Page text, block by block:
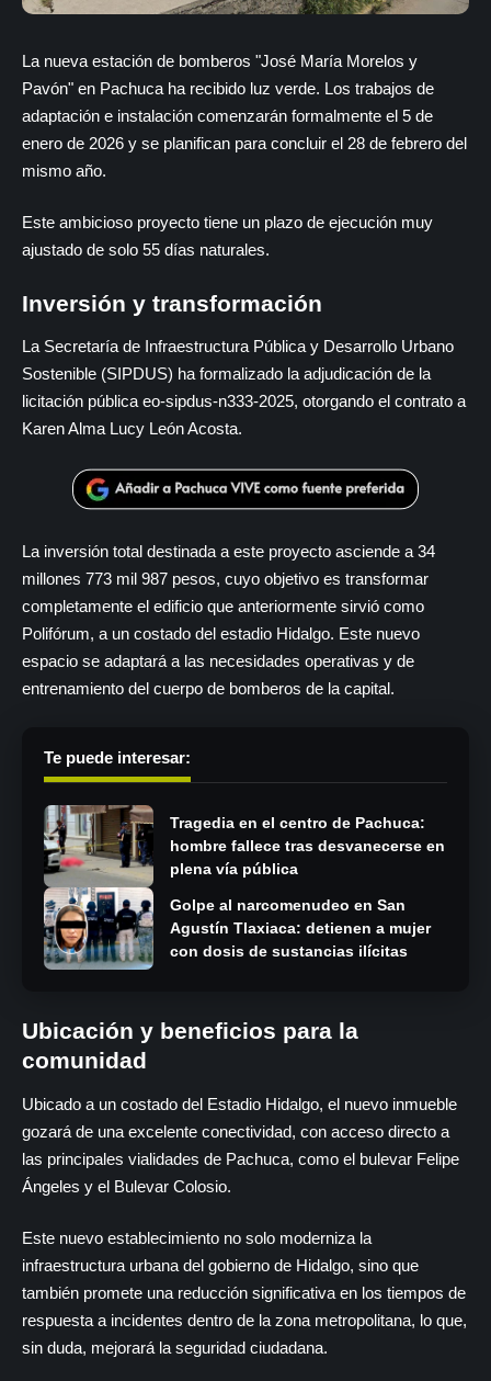
La nueva estación de bomberos "José María Morelos y
Pavón" en Pachuca ha recibido luz verde. Los trabajos de
adaptación e instalación comenzarán formalmente el 5 de
enero de 2026 y se planifican para concluir el 28 de febrero del
mismo año.
Este ambicioso proyecto tiene un plazo de ejecución muy
ajustado de solo 55 días naturales.
Inversión y transformación
La Secretaría de Infraestructura Pública y Desarrollo Urbano
Sostenible (SIPDUS) ha formalizado la adjudicación de la
licitación pública eo-sipdus-n333-2025, otorgando el contrato a
Karen Alma Lucy León Acosta.
La inversión total destinada a este proyecto asciende a 34
millones 773 mil 987 pesos, cuyo objetivo es transformar
completamente el edificio que anteriormente sirvió como
Polifórum, a un costado del estadio Hidalgo. Este nuevo
espacio se adaptará a las necesidades operativas y de
entrenamiento del cuerpo de bomberos de la capital.
Te puede interesar:
Tragedia en el centro de Pachuca:
hombre fallece tras desvanecerse en
plena vía pública
Golpe al narcomenudeo en San
Agustín Tlaxiaca: detienen a mujer
con dosis de sustancias ilícitas
Ubicación y beneficios para la
comunidad
Ubicado a un costado del Estadio Hidalgo, el nuevo inmueble
gozará de una excelente conectividad, con acceso directo a
las principales vialidades de Pachuca, como el bulevar Felipe
Ángeles y el Bulevar Colosio.
Este nuevo establecimiento no solo moderniza la
infraestructura urbana del gobierno de Hidalgo, sino que
también promete una reducción significativa en los tiempos de
respuesta a incidentes dentro de la zona metropolitana, lo que,
sin duda, mejorará la seguridad ciudadana.